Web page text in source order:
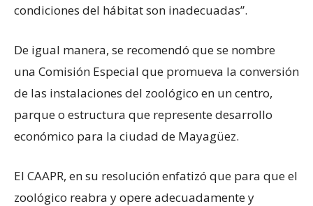
condiciones del hábitat son inadecuadas”.
De igual manera, se recomendó que se nombre
una Comisión Especial que promueva la conversión
de las instalaciones del zoológico en un centro,
parque o estructura que represente desarrollo
económico para la ciudad de Mayagüez.
El CAAPR, en su resolución enfatizó que para que el
zoológico reabra y opere adecuadamente y